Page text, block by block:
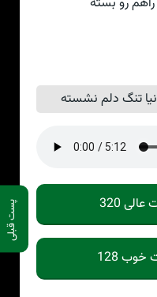
پست قبلی
تنگ دلم نشسته
320
128